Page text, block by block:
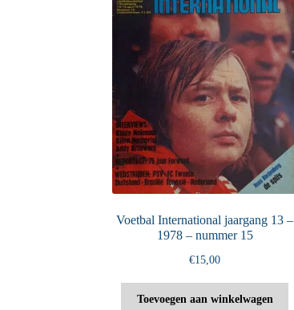
Voetbal International jaargang 13 –
1978 – nummer 15
€15,00
Toevoegen aan winkelwagen